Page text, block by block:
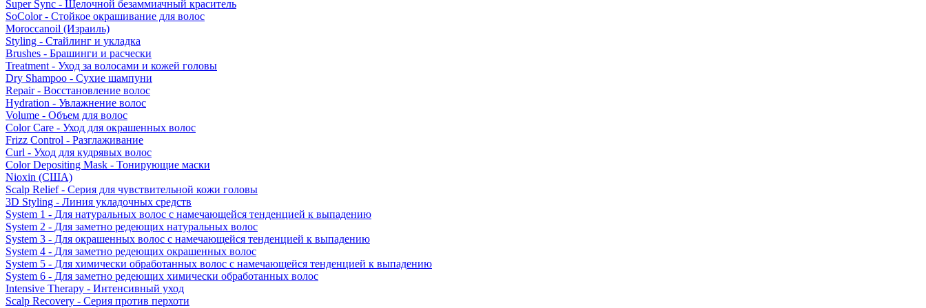
Super Sync - Щелочной безаммиачный краситель
SoColor - Стойкое окрашивание для волос
Moroccanoil (Израиль)
Styling - Стайлинг и укладка
Brushes - Брашинги и расчески
Treatment - Уход за волосами и кожей головы
Dry Shampoo - Сухие шампуни
Repair - Восстановление волос
Hydration - Увлажнение волос
Volume - Объем для волос
Color Care - Уход для окрашенных волос
Frizz Control - Разглаживание
Curl - Уход для кудрявых волос
Color Depositing Mask - Тонирующие маски
Nioxin (США)
Scalp Relief - Серия для чувствительной кожи головы
3D Styling - Линия укладочных средств
System 1 - Для натуральных волос с намечающейся тенденцией к выпадению
System 2 - Для заметно редеющих натуральных волос
System 3 - Для окрашенных волос с намечающейся тенденцией к выпадению
System 4 - Для заметно редеющих окрашенных волос
System 5 - Для химически обработанных волос с намечающейся тенденцией к выпадению
System 6 - Для заметно редеющих химически обработанных волос
Intensive Therapy - Интенсивный уход
Scalp Recovery - Серия против перхоти